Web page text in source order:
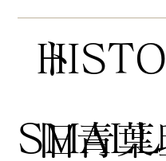
旧青葉
ト
​SMALL